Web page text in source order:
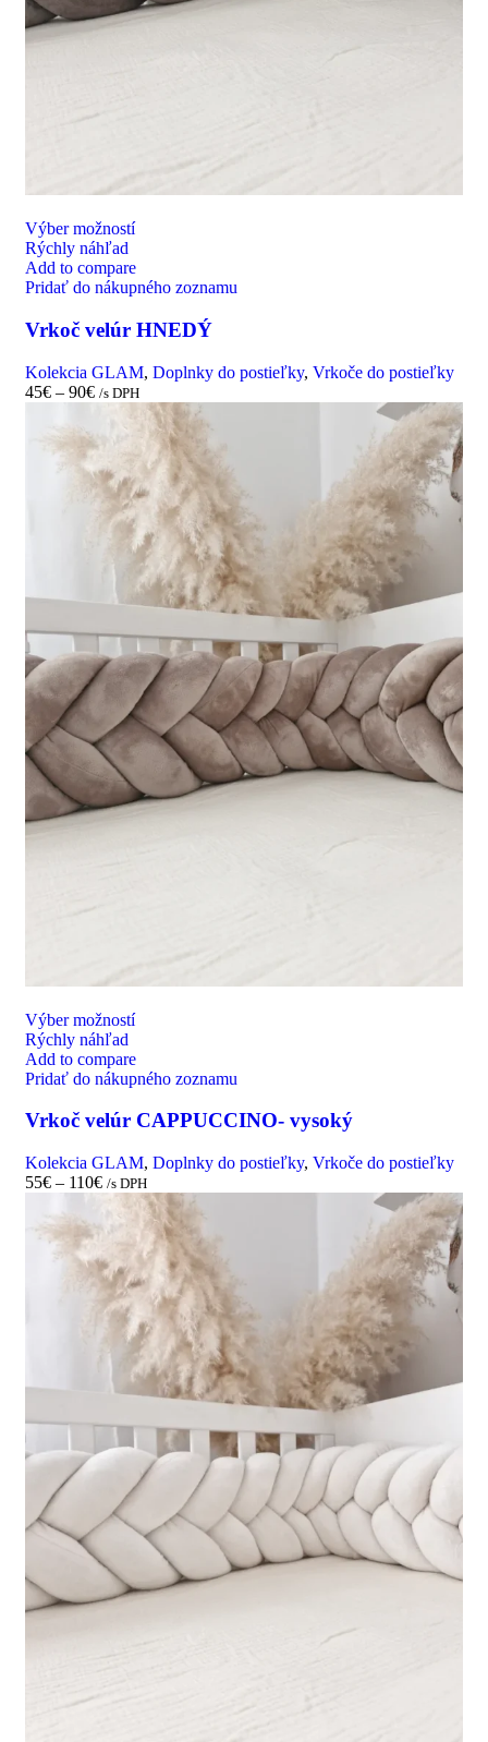
Výber možností
Rýchly náhľad
Add to compare
Pridať do nákupného zoznamu
Vrkoč velúr HNEDÝ
Kolekcia GLAM, Doplnky do postieľky, Vrkoče do postieľky
45€ – 90€ /s DPH
Výber možností
Rýchly náhľad
Add to compare
Pridať do nákupného zoznamu
Vrkoč velúr CAPPUCCINO- vysoký
Kolekcia GLAM, Doplnky do postieľky, Vrkoče do postieľky
55€ – 110€ /s DPH